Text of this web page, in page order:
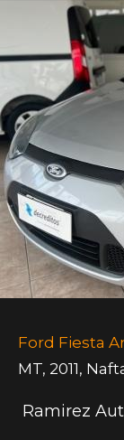
Ford Fiesta
MT, 2011,
Ramirez